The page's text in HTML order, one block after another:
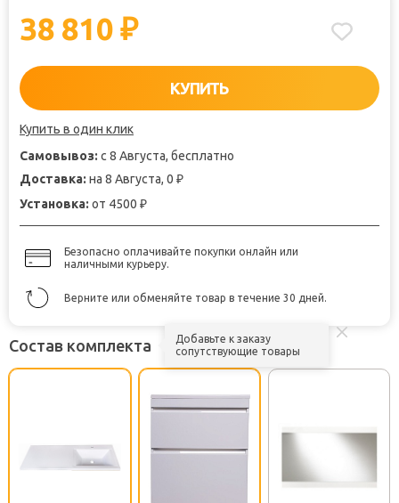
38 810 ₽
КУПИТЬ
Купить в один клик
Самовывоз: с 8 Августа, бесплатно
Доставка: на 8 Августа, 0 ₽
Установка: от 4500 ₽
Безопасно оплачивайте покупки онлайн или
наличными курьеру.
Верните или обменяйте товар в течение 30 дней.
Состав комплекта
Добавьте к заказу
сопутствующие товары